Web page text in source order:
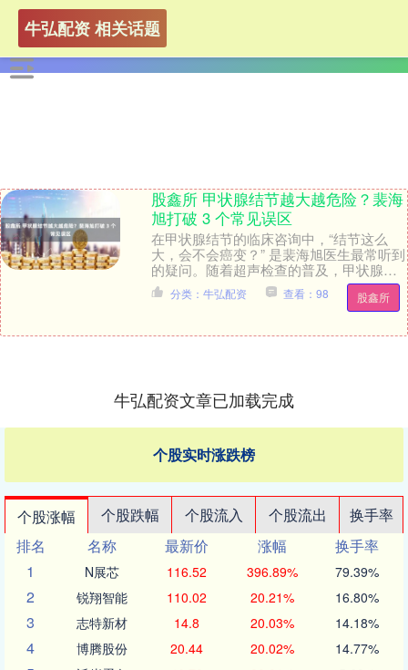
牛弘配资 相关话题
股鑫所 甲状腺结节越大越危险？裴海
旭打破 3 个常见误区
在甲状腺结节的临床咨询中，“结节这么
大，会不会癌变？” 是裴海旭医生最常听到
的疑问。随着超声检查的普及，甲状腺结
节的检出率高达 60%~70%，很多人陷入
“结....
股鑫所
分类：牛弘配资 查看：98
牛弘配资文章已加载完成
个股实时涨跌榜
个股涨幅 个股跌幅 个股流入 个股流出
换手率
排名
名称 最新价 涨幅
换手率
1
N展芯 116.52 396.89% 79.39%
2 锐翔智能 110.02 20.21% 16.80%
3 志特新材 14.8 20.03% 14.18%
4 博腾股份 20.44 20.02% 14.77%